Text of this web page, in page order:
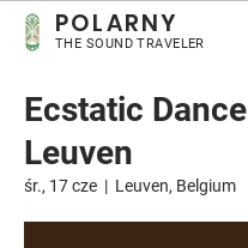
POLARNY
THE SOUND TRAVELER
Ecstatic Dance
Leuven
śr., 17 cze
  |
Leuven, Belgium